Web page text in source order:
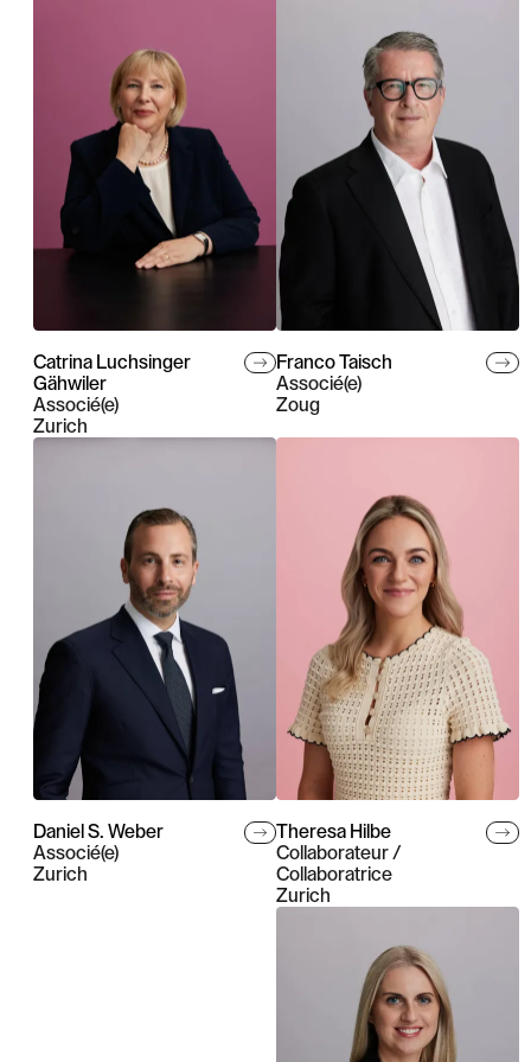
Catrina Luchsinger
Gähwiler
Associé(e)
Zurich
Franco Taisch
Associé(e)
Zoug
Daniel S. Weber
Associé(e)
Zurich
Theresa Hilbe
Collaborateur /
Collaboratrice
Zurich